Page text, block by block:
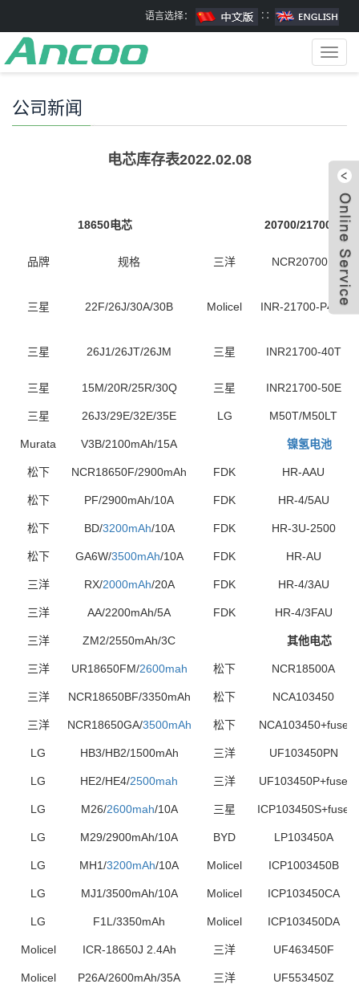
语言选择： ∷
公司新闻
电芯库存表2022.02.08
18650电芯 20700/21700 电芯
品牌 规格 三洋 NCR20700B
三星 22F/26J/30A/30B Molicel INR-21700-P42A
三星 26J1/26JT/26JM 三星 INR21700-40T
三星 15M/20R/25R/30Q 三星 INR21700-50E
三星 26J3/29E/32E/35E LG M50T/M50LT
Murata V3B/2100mAh/15A 镍氢电池
松下 NCR18650F/2900mAh FDK HR-AAU
松下 PF/2900mAh/10A FDK HR-4/5AU
松下 BD/3200mAh/10A FDK HR-3U-2500
松下 GA6W/3500mAh/10A FDK HR-AU
三洋 RX/2000mAh/20A FDK HR-4/3AU
三洋 AA/2200mAh/5A FDK HR-4/3FAU
三洋 ZM2/2550mAh/3C 其他电芯
三洋 UR18650FM/2600mah 松下 NCR18500A
三洋 NCR18650BF/3350mAh 松下 NCA103450
三洋 NCR18650GA/3500mAh 松下 NCA103450+fuse
LG HB3/HB2/1500mAh 三洋 UF103450PN
LG HE2/HE4/2500mah 三洋 UF103450P+fuse
LG M26/2600mah/10A 三星 ICP103450S+fuse
LG M29/2900mAh/10A BYD LP103450A
LG MH1/3200mAh/10A Molicel ICP1003450B
LG MJ1/3500mAh/10A Molicel ICP103450CA
LG F1L/3350mAh Molicel ICP103450DA
Molicel ICR-18650J 2.4Ah 三洋 UF463450F
Molicel P26A/2600mAh/35A 三洋 UF553450Z